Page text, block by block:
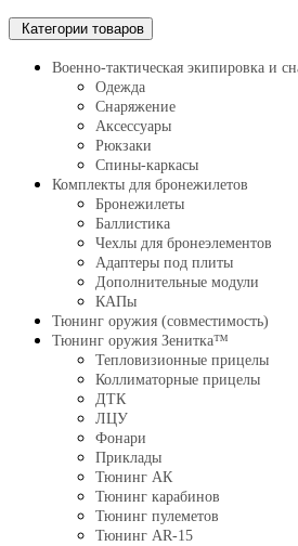
Категории товаров
Военно-тактическая экипировка и
Одежда
Снаряжение
Аксессуары
Рюкзаки
Спины-каркасы
Комплекты для бронежилетов
Бронежилеты
Баллистика
Чехлы для бронеэлементов
Адаптеры под плиты
Дополнительные модули
КАПы
Тюнинг оружия (совместимость)
Тюнинг оружия Зенитка™
Тепловизионные прицелы
Коллиматорные прицелы
ДТК
ЛЦУ
Фонари
Приклады
Тюнинг АК
Тюнинг карабинов
Тюнинг пулеметов
Тюнинг AR-15